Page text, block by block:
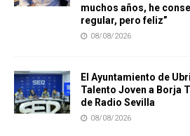
muchos años, he
regular, pero feliz”
08/08/2026
El Ayuntamiento de
Talento Joven a Borja
de Radio Sevilla
08/08/2026